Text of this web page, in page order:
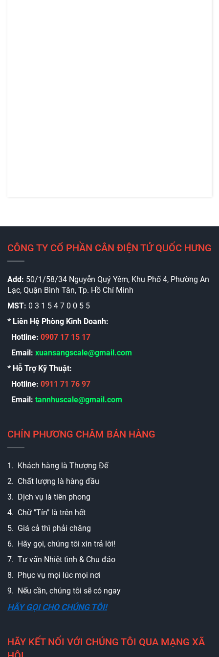
CÔNG TY CỔ PHẦN CÂN ĐIỆN TỬ QUỐC HƯNG
Add: 50/1/58/34 Nguyễn Quý Yêm, Khu Phố 4, Phường An
Lạc, Quận Bình Tân, Tp. Hồ Chí Minh
MST: 0 3 1 5 4 7 0 0 5 5
* Liên Hệ Phòng Kinh Doanh:
Hotline: 0907 17 15 17
Email: xuansangscale@gmail.com
* Hỗ Trợ Kỹ Thuật:
Hotline: 0911 71 76 97
Email: tannhuscale@gmail.com
CHÍN PHƯƠNG CHÂM BÁN HÀNG
1. Khách hàng là Thượng Đế
2. Chất lượng là hàng đầu
3. Dịch vụ là tiên phong
4. Chữ "Tín" là trên hết
5. Giá cả thì phải chăng
6. Hãy gọi, chúng tôi xin trả lời!
7. Tư vấn Nhiệt tình & Chu đáo
8. Phục vụ mọi lúc mọi nơi
9. Nếu cần, chúng tôi sẽ có ngay
HÃY GỌI CHO CHÚNG TÔI!
HÃY KẾT NỐI VỚI CHÚNG TÔI QUA MẠNG XÃ